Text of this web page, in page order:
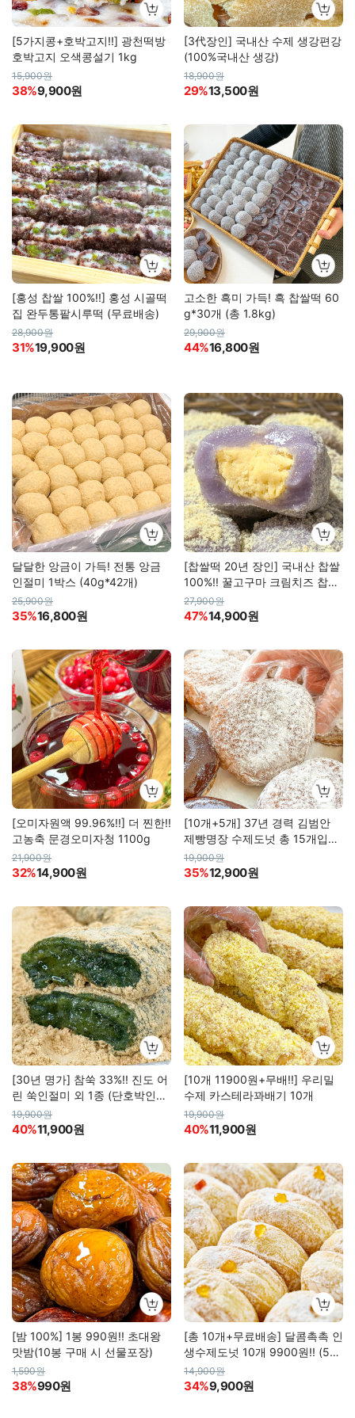
[5가지콩+호박고지!!] 광천떡방
호박고지 오색콩설기 1kg
15,900원
38%9,900원
[3代장인] 국내산 수제 생강편강
(100%국내산 생강)
18,900원
29%13,500원
[홍성 찹쌀 100%!!] 홍성 시골떡
집 완두통팥시루떡 (무료배송)
28,900원
31%19,900원
고소한 흑미 가득! 흑 찹쌀떡 60
g*30개 (총 1.8kg)
29,900원
44%16,800원
달달한 앙금이 가득! 전통 앙금
인절미 1박스 (40g*42개)
25,900원
35%16,800원
[찹쌀떡 20년 장인] 국내산 찹쌀
100%!! 꿀고구마 크림치즈 찹쌀
떡 외 1종
27,900원
47%14,900원
[오미자원액 99.96%!!] 더 찐한!!
고농축 문경오미자청 1100g
21,900원
32%14,900원
[10개+5개] 37년 경력 김범안
제빵명장 수제도넛 총 15개입
(하루 300개 한정)
19,900원
35%12,900원
[30년 명가] 참쑥 33%!! 진도 어
린 쑥인절미 외 1종 (단호박인절
미)
19,900원
40%11,900원
[10개 11900원+무배!!] 우리밀
수제 카스테라꽈배기 10개
19,900원
40%11,900원
[밤 100%] 1봉 990원!! 초대왕
맛밤(10봉 구매 시 선물포장)
1,590원
38%990원
[총 10개+무료배송] 달콤촉촉 인
생수제도넛 10개 9900원!! (5가
지맛)
14,900원
34%9,900원